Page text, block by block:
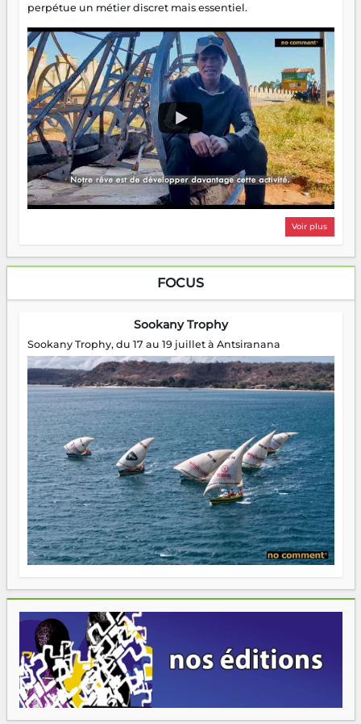
perpétue un métier discret mais essentiel.
Voir plus
FOCUS
Sookany Trophy
Sookany Trophy, du 17 au 19 juillet à Antsiranana